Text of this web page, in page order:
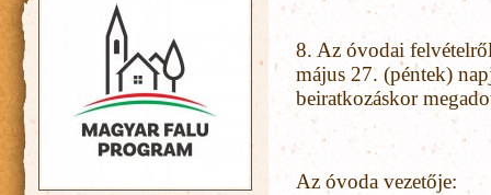
8. Az óvodai
május 27. (péntek)
beiratkozáskor
Az óvoda vezetője: